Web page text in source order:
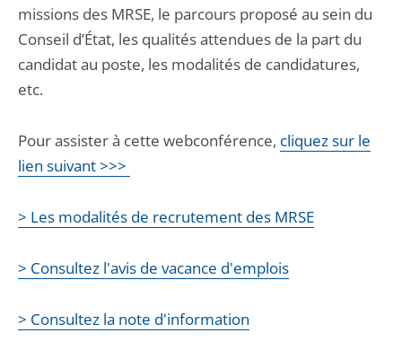
missions des MRSE, le parcours proposé au sein du
Conseil d’État, les qualités attendues de la part du
candidat au poste, les modalités de candidatures,
etc.
Pour assister à cette webconférence, cliquez sur le
lien suivant >>>
> Les modalités de recrutement des MRSE
> Consultez l'avis de vacance d'emplois
> Consultez la note d'information